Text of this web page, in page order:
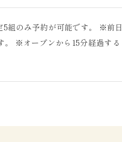
5組のみ予約が可能です。 ※前日
。 ※オープンから15分経過する